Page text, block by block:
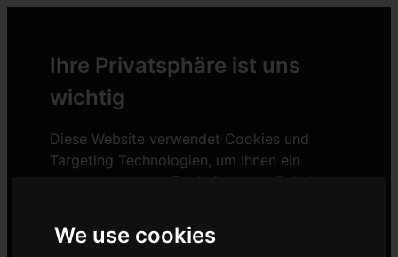
Ihre Privatsphäre ist uns
wichtig
Diese Website verwendet Cookies und
Targeting Technologien, um Ihnen ein
besseres Internet-Erlebnis zu ermöglichen
Ihre Bedürfnisse anzupassen. Diese
Technologien nutzen wir außerdem, um
We use cookies